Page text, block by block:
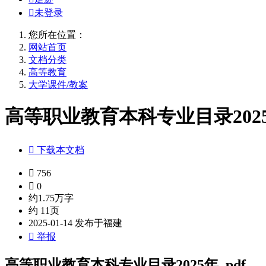
未登录
您所在位置：
网站首页
文档分类
高等教育
大学课件/教案
高等职业教育本科专业目录
 下载本文档
 756
 0
约1.75万字
约 11页
2025-01-14 发布于福建
 举报